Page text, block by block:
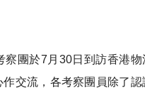
察團於7月30日到訪香港物
交流，各考察團員除了認